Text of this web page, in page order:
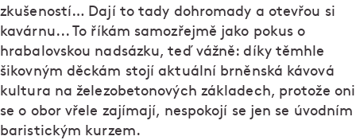
zkušeností… Dají to tady dohromady a otevřou si
kavárnu... To říkám samozřejmě jako pokus o
hrabalovskou nadsázku, teď vážně: díky těmhle
šikovným děckám stojí aktuální brněnská kávová
kultura na železobetonových základech, protože oni
se o obor vřele zajímají, nespokojí se jen se úvodním
baristickým kurzem.